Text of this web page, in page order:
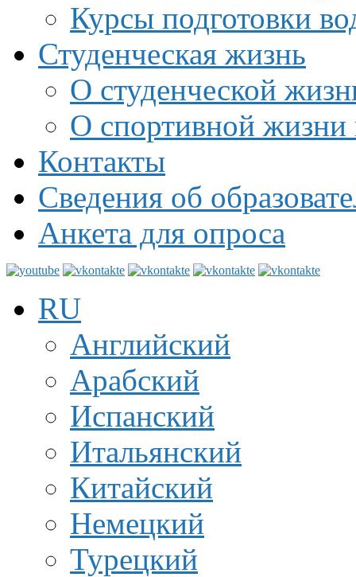
Курсы подготовки
Студенческая жизнь
О студенческой
О спортивной жизни
Контакты
Сведения об
Анкета для опроса
RU
Английский
Арабский
Испанский
Итальянский
Китайский
Немецкий
Турецкий